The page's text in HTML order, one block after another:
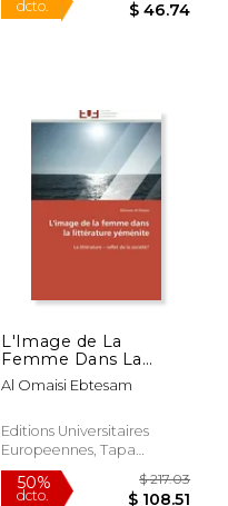
50%
dcto.
L'Image de La
Femme Dans La
Litterature Yemenite
Al Omaisi Ebtesam
Editions Universitaires
Europeennes, Tapa
Blanda, Nuevo